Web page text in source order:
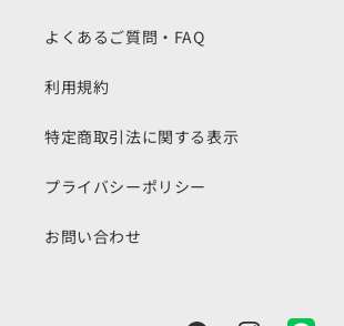
よくあるご質問・FAQ
利用規約
特定商取引法に関する表示
プライバシーポリシー
お問い合わせ